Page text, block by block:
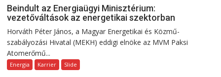
Beindult az Energiaügyi Minisztérium:
vezetőváltások az energetikai szektorban
Horváth Péter János, a Magyar Energetikai és Közmű-
szabályozási Hivatal (MEKH) eddigi elnöke az MVM Paksi
Atomerőmű...
Energia Karrier Slide